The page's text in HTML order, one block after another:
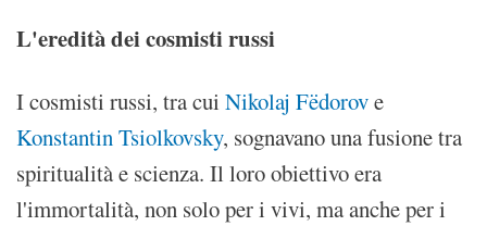
L'eredità dei cosmisti russi
I cosmisti russi, tra cui Nikolaj Fëdorove
Konstantin Tsiolkovsky, sognavano una fusione tra
spiritualità e scienza. Il loro obiettivo era
l'immortalità, non solo per i vivi, ma anche per i